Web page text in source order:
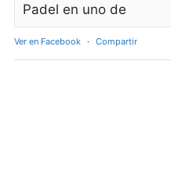
Padel en uno de
Ver en Facebook · Compartir